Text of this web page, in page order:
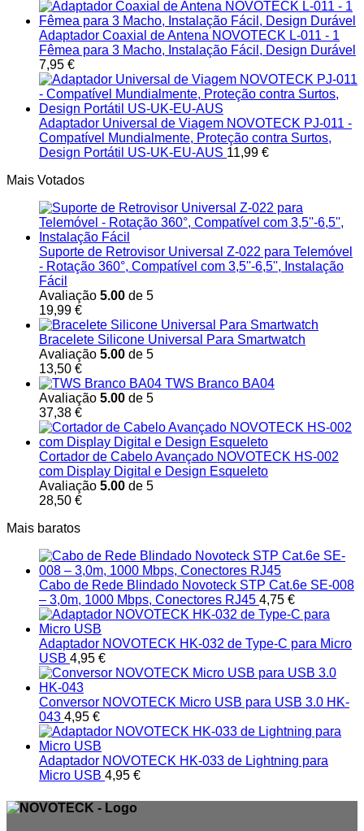
Adaptador Coaxial de Antena NOVOTECK L-011 - 1
Fêmea para 3 Macho, Instalação Fácil, Design Durável
7,95 €
Adaptador Universal de Viagem NOVOTECK PJ-011 -
Compatível Mundialmente, Proteção contra Surtos,
Design Portátil US-UK-EU-AUS 11,99 €
Mais Votados
Suporte de Retrovisor Universal Z-022 para Telemóvel
- Rotação 360°, Compatível com 3,5''-6,5'', Instalação
Fácil
Avaliação 5.00 de 5
19,99 €
Bracelete Silicone Universal Para Smartwatch
Avaliação 5.00 de 5
13,50 €
TWS Branco BA04
Avaliação 5.00 de 5
37,38 €
Cortador de Cabelo Avançado NOVOTECK HS-002
com Display Digital e Design Esqueleto
Avaliação 5.00 de 5
28,50 €
Mais baratos
Cabo de Rede Blindado Novoteck STP Cat.6e SE-008
– 3,0m, 1000 Mbps, Conectores RJ45 4,75 €
Adaptador NOVOTECK HK-032 de Type-C para Micro
USB 4,95 €
Conversor NOVOTECK Micro USB para USB 3.0 HK-
043 4,95 €
Adaptador NOVOTECK HK-033 de Lightning para
Micro USB 4,95 €